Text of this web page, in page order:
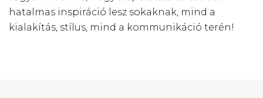
hatalmas inspiráció lesz sokaknak, mind a
kialakítás, stílus, mind a kommunikáció terén!